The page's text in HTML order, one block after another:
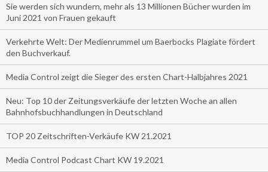
Sie werden sich wundern, mehr als 13 Millionen Bücher wurden im
Juni 2021 von Frauen gekauft
Verkehrte Welt: Der Medienrummel um Baerbocks Plagiate fördert
den Buchverkauf.
Media Control zeigt die Sieger des ersten Chart-Halbjahres 2021
Neu: Top 10 der Zeitungsverkäufe der letzten Woche an allen
Bahnhofsbuchhandlungen in Deutschland
TOP 20 Zeitschriften-Verkäufe KW 21.2021
Media Control Podcast Chart KW 19.2021